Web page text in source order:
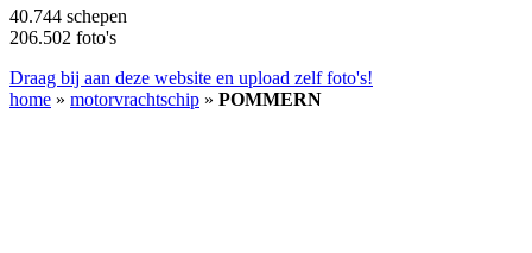
40.744 schepen
206.502 foto's
Draag bij aan deze website en upload zelf foto's!
home » motorvrachtschip » POMMERN